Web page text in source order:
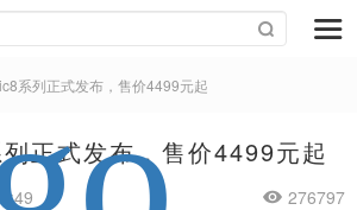
系列正式发布，售价4499元起
正式发布，售价4499元起
276797